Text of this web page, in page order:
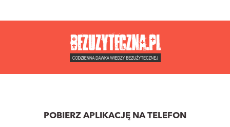
POBIERZ APLIKACJĘ NA TELEFON